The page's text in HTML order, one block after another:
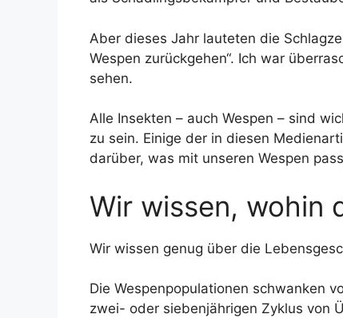
Aber dieses Jahr lauteten die
Wespen zurückgehen“. Ich war
sehen.
Alle Insekten – auch Wespen – sind
zu sein. Einige der in diesen
darüber, was mit unseren Wespen
Wir wissen, wohin
Wir wissen genug über die
Die Wespenpopulationen schwanken
zwei- oder siebenjährigen Zyklus von